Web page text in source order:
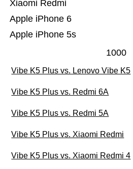
Apple iPhone 5s
Apple iPhone 6
Xiaomi Redmi
1000
Vibe K5 Plus vs. Lenovo Vibe K5
Vibe K5 Plus vs. Redmi 6A
Vibe K5 Plus vs. Redmi 5A
Vibe K5 Plus vs. Xiaomi Redmi
Vibe K5 Plus vs. Xiaomi Redmi 4